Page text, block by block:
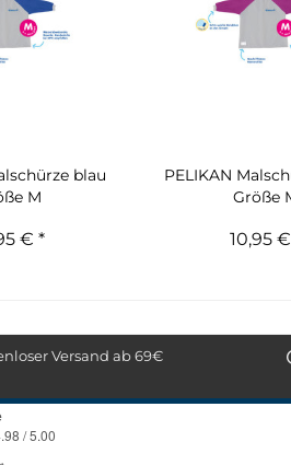
blau
M
€ *
PELIKAN
Größe
10,95
Versand ab 69€